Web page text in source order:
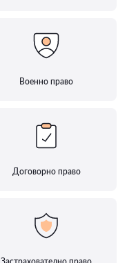
Военно право
Договорно право